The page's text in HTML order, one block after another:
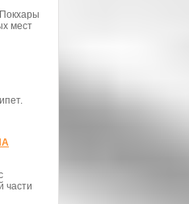
мест
части